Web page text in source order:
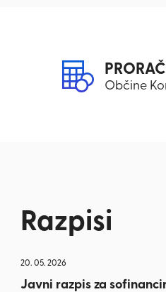
Občine
Razpisi
20. 05. 2026
Javni razpis za